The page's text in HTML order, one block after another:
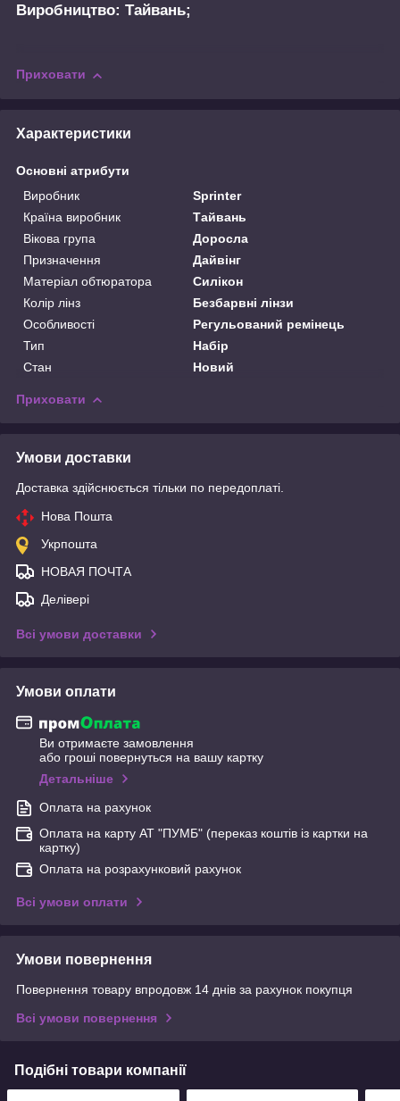
Виробництво: Тайвань;
Приховати
Характеристики
Основні атрибути
Виробник
Sprinter
Країна виробник
Тайвань
Вікова група
Доросла
Призначення
Дайвінг
Матеріал обтюратора
Силікон
Колір лінз
Безбарвні лінзи
Особливості
Регульований ремінець
Тип
Набір
Стан
Новий
Приховати
Умови доставки
Доставка здійснюється тільки по передоплаті.
Нова Пошта
Укрпошта
НОВАЯ ПОЧТА
Делівері
Всі умови доставки
Умови оплати
Ви отримаєте замовлення
або гроші повернуться на вашу картку
Детальніше
Оплата на рахунок
Оплата на карту АТ "ПУМБ" (переказ коштів із картки на
картку)
Оплата на розрахунковий рахунок
Всі умови оплати
Умови повернення
Повернення товару впродовж 14 днів за рахунок покупця
Всі умови повернення
Подібні товари компанії